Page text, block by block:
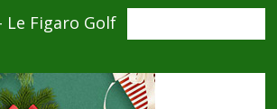
Le Figaro Golf